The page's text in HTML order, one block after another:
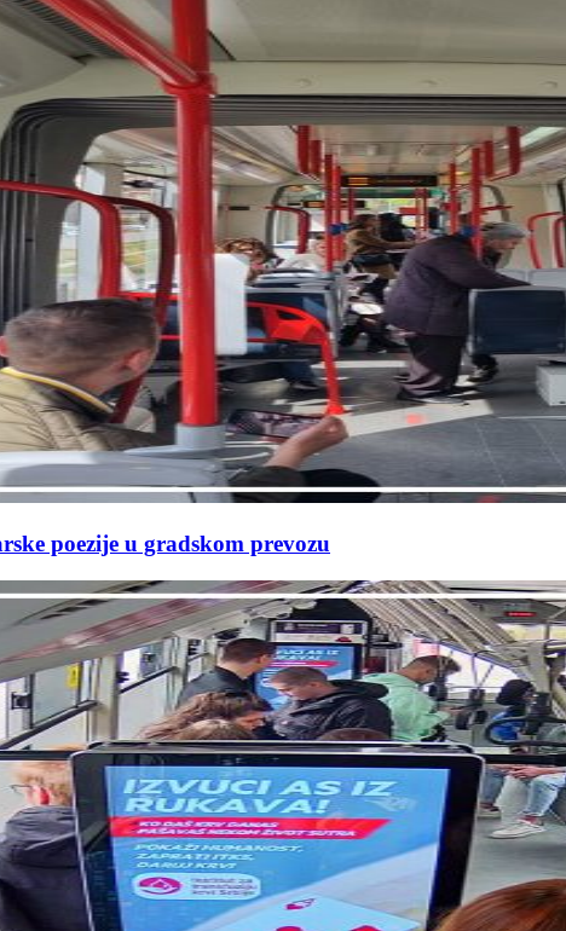
poezije u gradskom prevozu